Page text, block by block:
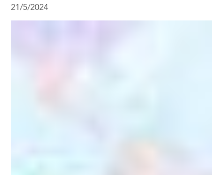
21/5/2024